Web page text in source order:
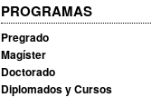
PROGRAMAS
Pregrado
Magíster
Doctorado
Diplomados y Cursos